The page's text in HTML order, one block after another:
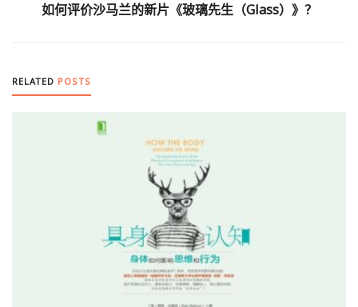
如何评价沙马兰的新片《玻璃先生（Glass）》？
RELATED POSTS